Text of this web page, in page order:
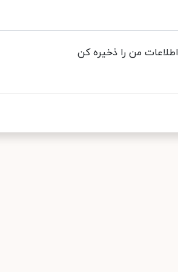
اطلاعات من را ذخیره کن